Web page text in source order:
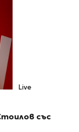
Live
със